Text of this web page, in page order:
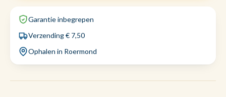
Garantie inbegrepen
Verzending € 7,50
Ophalen in Roermond